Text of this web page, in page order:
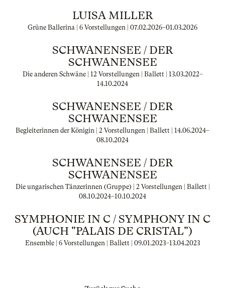
LUISA MILLER
Grüne Ballerina | 6 Vorstellungen | 07.02.2026–01.03.2026
SCHWANENSEE / DER
SCHWANENSEE
Die anderen Schwäne | 12 Vorstellungen | Ballett | 13.03.2022–
14.10.2024
SCHWANENSEE / DER
SCHWANENSEE
Begleiterinnen der Königin | 2 Vorstellungen | Ballett | 14.06.2024–
08.10.2024
SCHWANENSEE / DER
SCHWANENSEE
Die ungarischen Tänzerinnen (Gruppe) | 2 Vorstellungen | Ballett |
08.10.2024–10.10.2024
SYMPHONIE IN C / SYMPHONY IN C
(AUCH "PALAIS DE CRISTAL")
Ensemble | 6 Vorstellungen | Ballett | 09.01.2023–13.04.2023